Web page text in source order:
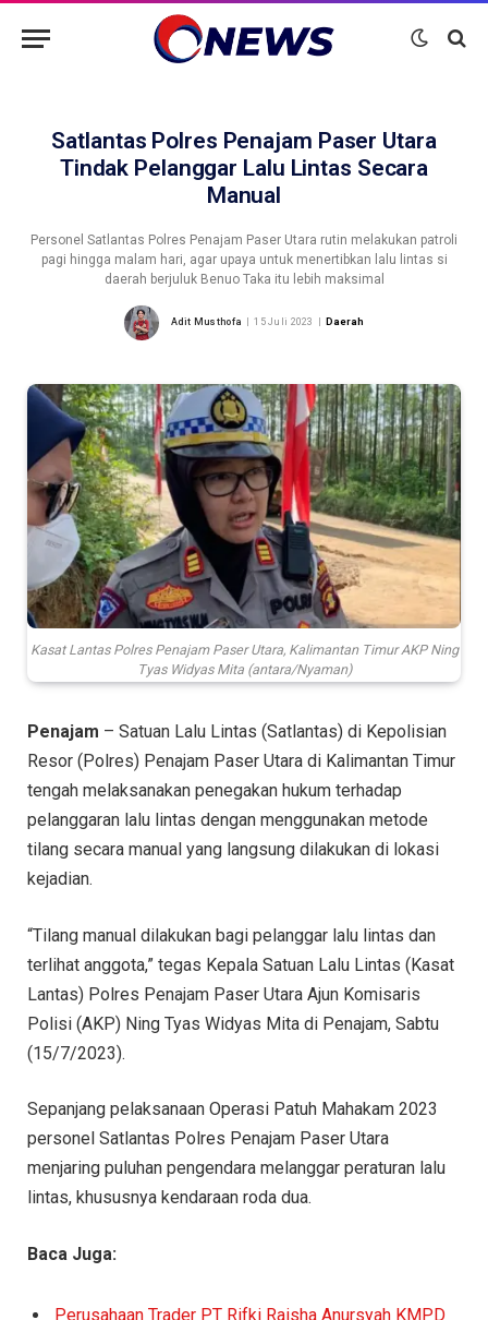
Satlantas Polres Penajam Paser Utara
Tindak Pelanggar Lalu Lintas Secara
Manual
Personel Satlantas Polres Penajam Paser Utara rutin melakukan patroli
pagi hingga malam hari, agar upaya untuk menertibkan lalu lintas si
daerah berjuluk Benuo Taka itu lebih maksimal
Adit Musthofa 15 Juli 2023 Daerah
Kasat Lantas Polres Penajam Paser Utara, Kalimantan Timur AKP Ning
Tyas Widyas Mita (antara/Nyaman)
Penajam – Satuan Lalu Lintas (Satlantas) di Kepolisian
Resor (Polres) Penajam Paser Utara di Kalimantan Timur
tengah melaksanakan penegakan hukum terhadap
pelanggaran lalu lintas dengan menggunakan metode
tilang secara manual yang langsung dilakukan di lokasi
kejadian.
“Tilang manual dilakukan bagi pelanggar lalu lintas dan
terlihat anggota,” tegas Kepala Satuan Lalu Lintas (Kasat
Lantas) Polres Penajam Paser Utara Ajun Komisaris
Polisi (AKP) Ning Tyas Widyas Mita di Penajam, Sabtu
(15/7/2023).
Sepanjang pelaksanaan Operasi Patuh Mahakam 2023
personel Satlantas Polres Penajam Paser Utara
menjaring puluhan pengendara melanggar peraturan lalu
lintas, khususnya kendaraan roda dua.
Baca Juga:
Perusahaan Trader PT Rifki Raisha Anursyah KMPD